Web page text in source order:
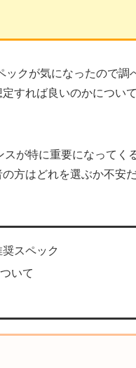
クが気になったので
すれば良いのかについ
が特に重要になってく
方はどれを選ぶか不安
スペック
いて